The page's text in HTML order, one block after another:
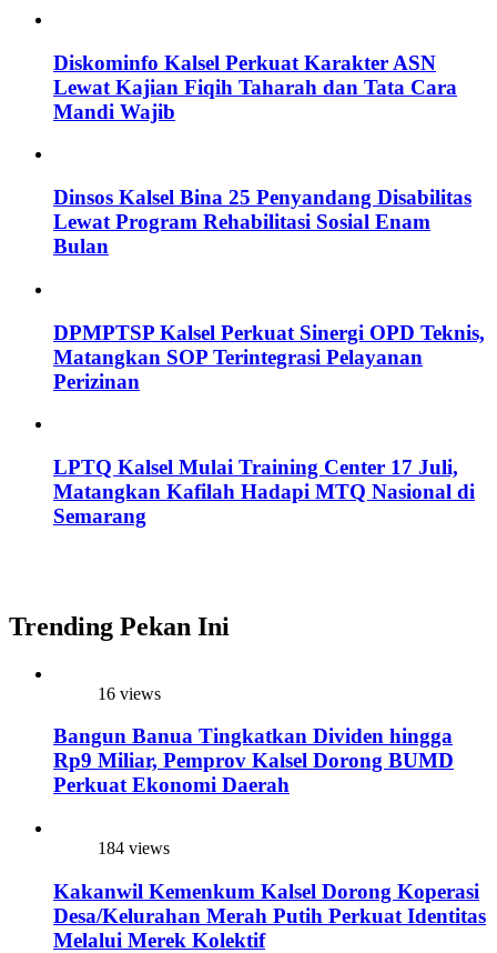
Diskominfo Kalsel Perkuat Karakter ASN
Lewat Kajian Fiqih Taharah dan Tata Cara
Mandi Wajib
Dinsos Kalsel Bina 25 Penyandang Disabilitas
Lewat Program Rehabilitasi Sosial Enam
Bulan
DPMPTSP Kalsel Perkuat Sinergi OPD Teknis,
Matangkan SOP Terintegrasi Pelayanan
Perizinan
LPTQ Kalsel Mulai Training Center 17 Juli,
Matangkan Kafilah Hadapi MTQ Nasional di
Semarang
Trending Pekan Ini
16 views
Bangun Banua Tingkatkan Dividen hingga
Rp9 Miliar, Pemprov Kalsel Dorong BUMD
Perkuat Ekonomi Daerah
184 views
Kakanwil Kemenkum Kalsel Dorong Koperasi
Desa/Kelurahan Merah Putih Perkuat Identitas
Melalui Merek Kolektif